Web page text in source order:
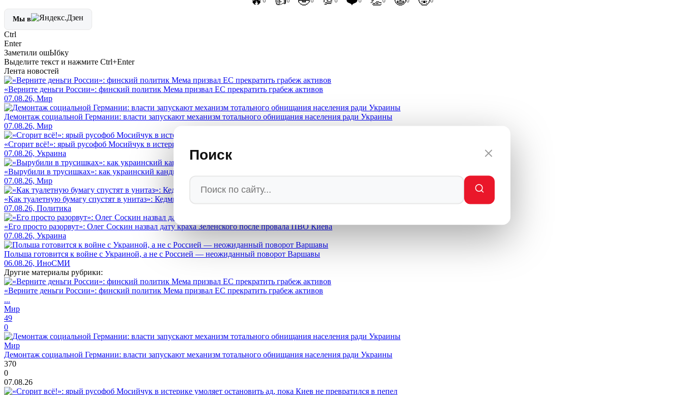
Поиск
Мы в
Ctrl
Enter
Заметили ошЫбку
Выделите текст и нажмите Ctrl+Enter
Лента новостей
«Верните деньги России»: финский политик Мема призвал ЕС прекратить грабеж активов
07.08.26, Мир
Демонтаж социальной Германии: власти запускают механизм тотального обнищания населения ради Украины
07.08.26, Мир
«Сгорит всё!»: ярый русофоб Мосийчук в истерике умоляет остановить ад, пока Киев не превратился в пепел
07.08.26, Украина
«Вырубили в трусишках»: как украинский кандидат в конгресс США Басин опозорился на гавайском пляже
07.08.26, Мир
«Как туалетную бумагу спустят в унитаз»: Кедми вынес жесткий приговор Пашиняну
07.08.26, Политика
«Его просто разорвут»: Олег Соскин назвал дату краха Зеленского после провала ПВО Киева
07.08.26, Украина
Польша готовится к войне с Украиной, а не с Россией — неожиданный поворот Варшавы
06.08.26, ИноСМИ
Другие материалы рубрики:
«Верните деньги России»: финский политик Мема призвал ЕС прекратить грабеж активов
...
Мир
49
0
Мир
Демонтаж социальной Германии: власти запускают механизм тотального обнищания населения ради Украины
370
0
07.08.26